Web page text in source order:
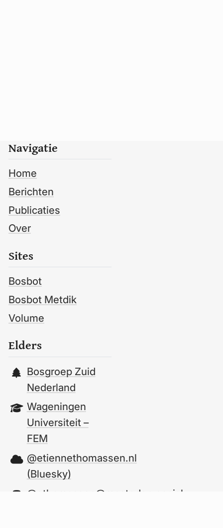
Navigatie
Home
Berichten
Publicaties
Over
Sites
Bosbot
Bosbot Metdik
Volume
Elders
Bosgroep Zuid
Nederland
Wageningen
Universiteit –
FEM
@etiennethomassen.nl
(Bluesky)
@ethomassen@mastodon.social